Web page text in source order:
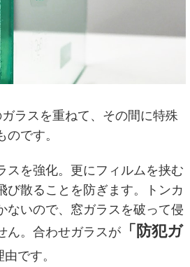
ラスを重ねて、その間に特殊
です。
スを強化。更にフィルムを挟む
び散ることを防ぎます。トンカ
ないので、窓ガラスを破って侵
ん。合わせガラスが「防犯ガ
です。